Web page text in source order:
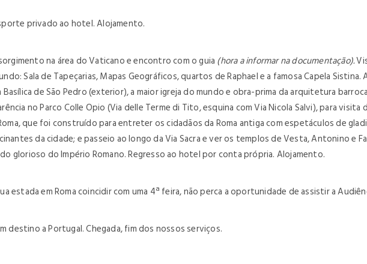
privado ao hotel. Alojamento.
na área do Vaticano e encontro com o guia (hora a informar na documentação).
Sala de Tapeçarias, Mapas Geográficos, quartos de Raphael e a famosa Capela
de São Pedro (exterior), a maior igreja do mundo e obra-prima da arquitetura
no Parco Colle Opio (Via delle Terme di Tito, esquina com Via Nicola Salvi),para visita
que foi construído para entreter os cidadãos da Roma antiga com espetáculos de
da cidade; e passeio ao longo da Via Sacra e ver os templos de Vesta, Antonino e
glorioso do Império Romano.Regresso ao hotel por conta própria. Alojamento.
estada em Roma coincidir com uma 4ª feira, não perca a oportunidade de assistir a
a Portugal. Chegada, fim dos nossos serviços.